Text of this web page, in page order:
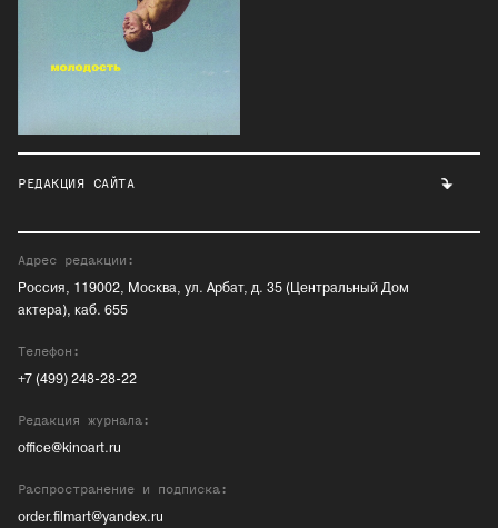
РЕДАКЦИЯ САЙТА
Адрес редакции:
Россия, 119002, Москва, ул. Арбат, д. 35 (Центральный Дом
актера), каб. 655
Телефон:
+7 (499) 248-28-22
Редакция журнала:
office@kinoart.ru
Распространение и подписка:
order.filmart@yandex.ru